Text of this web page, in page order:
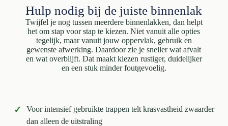
Hulp nodig bij de juiste binnenlak
Twijfel je nog tussen meerdere binnenlakken, dan helpt
het om stap voor stap te kiezen. Niet vanuit alle opties
tegelijk, maar vanuit jouw oppervlak, gebruik en
gewenste afwerking. Daardoor zie je sneller wat afvalt
en wat overblijft. Dat maakt kiezen rustiger, duidelijker
en een stuk minder foutgevoelig.
✓
Voor intensief gebruikte trappen telt krasvastheid zwaarder
dan alleen de uitstraling